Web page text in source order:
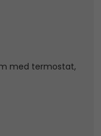
med termostat,